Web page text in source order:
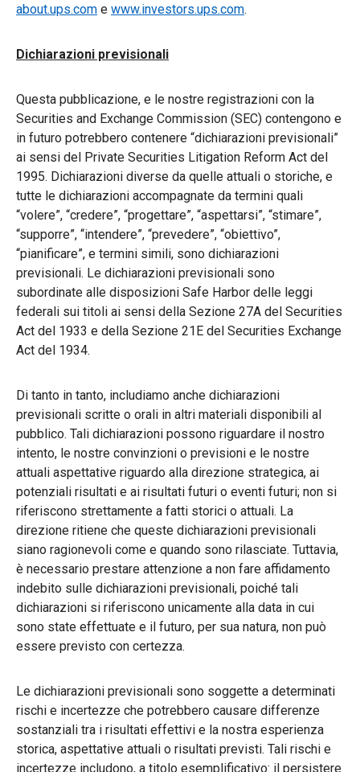
about.ups.com e www.investors.ups.com.
Dichiarazioni previsionali
Questa pubblicazione, e le nostre registrazioni con la
Securities and Exchange Commission (SEC) contengono e
in futuro potrebbero contenere “dichiarazioni previsionali”
ai sensi del Private Securities Litigation Reform Act del
1995. Dichiarazioni diverse da quelle attuali o storiche, e
tutte le dichiarazioni accompagnate da termini quali
“volere”, “credere”, “progettare”, “aspettarsi”, “stimare”,
“supporre”, “intendere”, “prevedere”, “obiettivo”,
“pianificare”, e termini simili, sono dichiarazioni
previsionali. Le dichiarazioni previsionali sono
subordinate alle disposizioni Safe Harbor delle leggi
federali sui titoli ai sensi della Sezione 27A del Securities
Act del 1933 e della Sezione 21E del Securities Exchange
Act del 1934.
Di tanto in tanto, includiamo anche dichiarazioni
previsionali scritte o orali in altri materiali disponibili al
pubblico. Tali dichiarazioni possono riguardare il nostro
intento, le nostre convinzioni o previsioni e le nostre
attuali aspettative riguardo alla direzione strategica, ai
potenziali risultati e ai risultati futuri o eventi futuri; non si
riferiscono strettamente a fatti storici o attuali. La
direzione ritiene che queste dichiarazioni previsionali
siano ragionevoli come e quando sono rilasciate. Tuttavia,
è necessario prestare attenzione a non fare affidamento
indebito sulle dichiarazioni previsionali, poiché tali
dichiarazioni si riferiscono unicamente alla data in cui
sono state effettuate e il futuro, per sua natura, non può
essere previsto con certezza.
Le dichiarazioni previsionali sono soggette a determinati
rischi e incertezze che potrebbero causare differenze
sostanziali tra i risultati effettivi e la nostra esperienza
storica, aspettative attuali o risultati previsti. Tali rischi e
incertezze includono, a titolo esemplificativo: il persistere